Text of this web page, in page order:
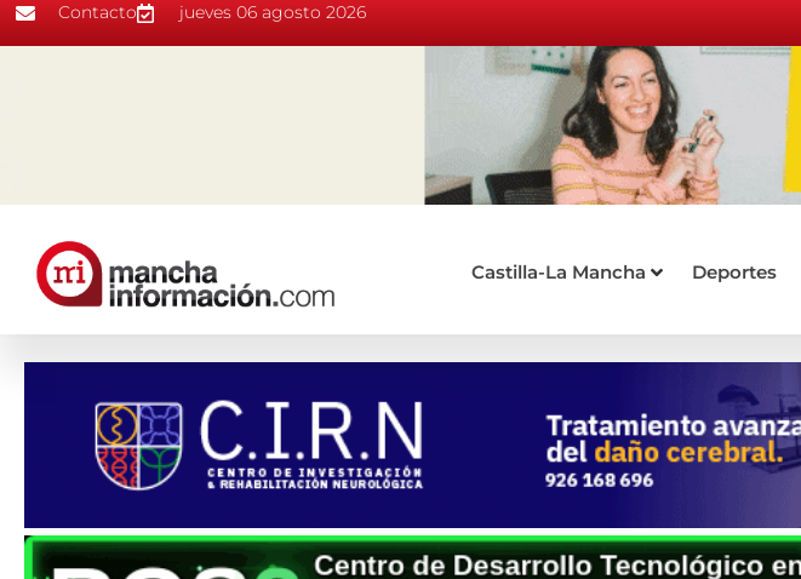
Contacto jueves 06 agosto 2026
Castilla-La Mancha Deportes